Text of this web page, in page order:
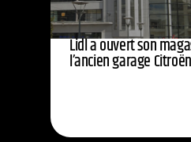
Lidl a ouvert son
l’ancien garage Citroën